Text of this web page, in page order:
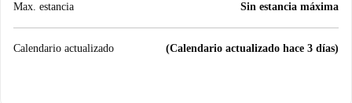
Max. estancia Sin estancia máxima
Calendario actualizado (Calendario actualizado hace 3 días)